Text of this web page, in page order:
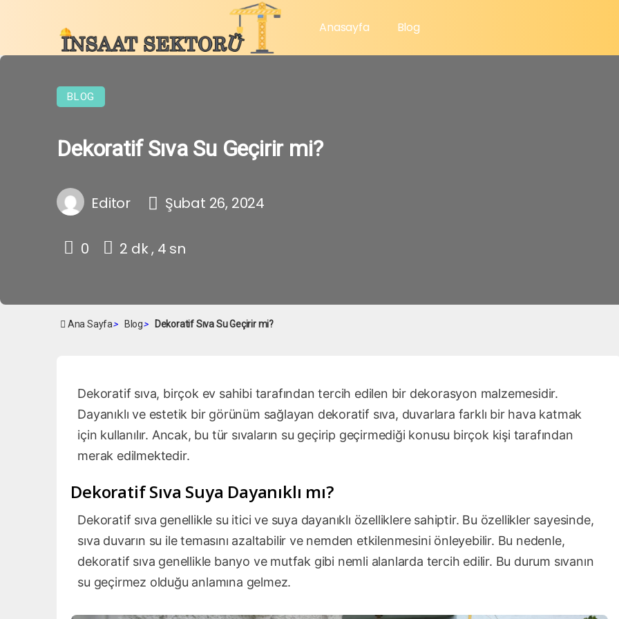
Anasayfa Blog
BLOG
Dekoratif Sıva Su Geçirir mi?
Editor Şubat 26, 2024
0 2 dk , 4 sn
Ana Sayfa> Blog> Dekoratif Sıva Su Geçirir mi?
Dekoratif sıva, birçok ev sahibi tarafından tercih edilen bir dekorasyon malzemesidir.
Dayanıklı ve estetik bir görünüm sağlayan dekoratif sıva, duvarlara farklı bir hava katmak
için kullanılır. Ancak, bu tür sıvaların su geçirip geçirmediği konusu birçok kişi tarafından
merak edilmektedir.
Dekoratif Sıva Suya Dayanıklı mı?
Dekoratif sıva genellikle su itici ve suya dayanıklı özelliklere sahiptir. Bu özellikler sayesinde,
sıva duvarın su ile temasını azaltabilir ve nemden etkilenmesini önleyebilir. Bu nedenle,
dekoratif sıva genellikle banyo ve mutfak gibi nemli alanlarda tercih edilir. Bu durum sıvanın
su geçirmez olduğu anlamına gelmez.